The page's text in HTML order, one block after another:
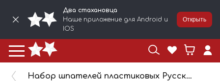
Два стахановца
Наше приложение для Android и
IOS
Открыть
Набор шпателей пластиковых Русский Мастер 3шт, РМ-72024